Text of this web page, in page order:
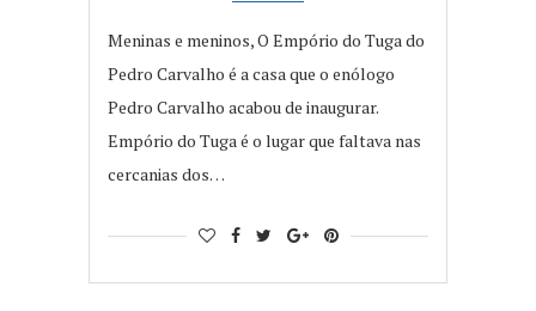
Meninas e meninos, O Empório do Tuga do
Pedro Carvalho é a casa que o enólogo
Pedro Carvalho acabou de inaugurar.
Empório do Tuga é o lugar que faltava nas
cercanias dos…